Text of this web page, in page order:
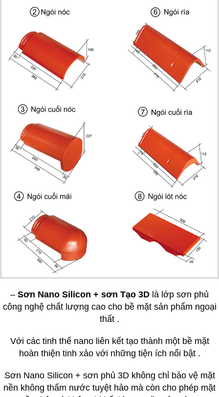
– Sơn Nano Silicon + sơn Tạo 3D là lớp sơn phủ
công nghệ chất lượng cao cho bề mặt sản phẩm ngoại
thất .
Với các tinh thể nano liên kết tạo thành một bề mặt
hoàn thiện tinh xảo với những tiện ích nổi bật .
Sơn Nano Silicon + sơn phủ 3D không chỉ bảo vệ mặt
nền không thấm nước tuyệt hảo mà còn cho phép mặt